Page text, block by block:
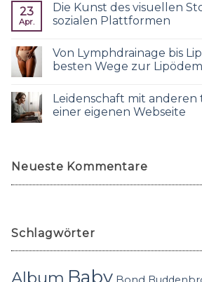
23
Apr.
Die Kunst des visuellen
sozialen Plattformen
Von Lymphdrainage bis
besten Wege zur
Leidenschaft mit anderen
einer eigenen Webseite
Neueste Kommentare
Schlagwörter
Album Baby